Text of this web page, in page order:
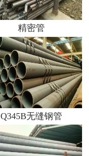
精密管
Q345B无缝钢管